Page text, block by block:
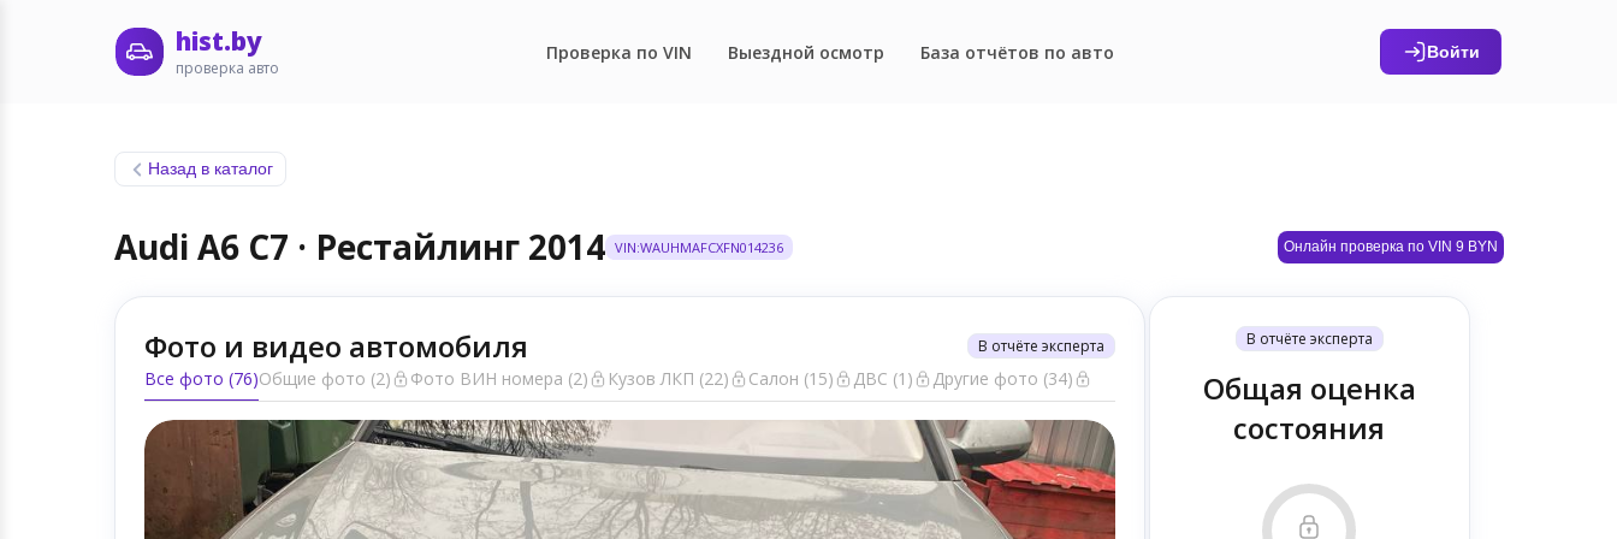
hist.by
проверка авто
Проверка по VIN Выездной осмотр База отчётов по авто Войти
Назад в каталог
Audi A6 C7 · Рестайлинг 2014 VIN:WAUHMAFCXFN014236 Онлайн проверка по VIN 9 BYN
Фото и видео автомобиля В отчёте эксперта
Все фото (76)Общие фото (2) Фото ВИН номера (2) Кузов ЛКП (22) Салон (15) ДВС (1) Другие фото (34)
В отчёте эксперта
Общая оценка
состояния